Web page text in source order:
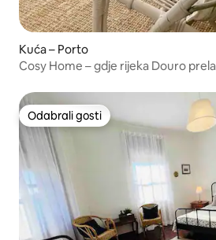
Kuća – Porto
Cosy Home – gdje rijeka Douro
Odabrali gosti
Odabrali gosti